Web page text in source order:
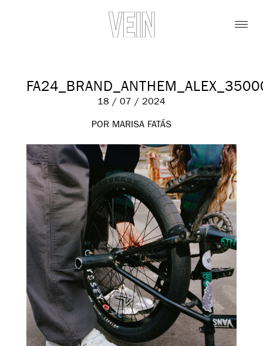
18 / 07 / 2024
POR MARISA FATÁS